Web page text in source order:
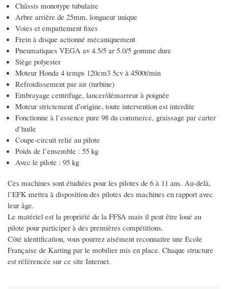
Châssis monotype tubulaire
Arbre arrière de 25mm, longueur unique
Voies et empattement fixes
Frein à disque actionné mécaniquement
Pneumatiques VEGA av 4.5/5 ar 5.0/5 gomme dure
Siège polyester
Moteur Honda 4 temps 120cm3 5cv à 4500t/min
Refroidissement par air (turbine)
Embrayage centrifuge, lancer/démarreur à poignée
Moteur strictement d’origine, toute intervention est interdite
Fonctionne à l’essence pure 98 du commerce, graissage par carter
d’huile
Coupe-circuit relié au pilote
Poids de l’ensemble : 55 kg
Avec le pilote : 95 kg
Ces machines sont étudiées pour les pilotes de 6 à 11 ans. Au-delà,
l’EFK mettra à disposition des pilotes des machines en rapport avec
leur âge.
Le matériel est la propriété de la FFSA mais il peut être loué au
pilote pour participer à des premières compétitions.
Côté identification, vous pourrez aisément reconnaitre une Ecole
Française de Karting par le mobilier mis en place. Chaque structure
est référencée sur ce site Internet.